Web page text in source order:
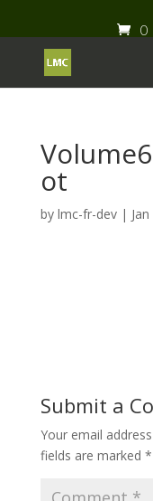
0
ot
by lmc-fr-dev|
Submit a
Your email
fields are marked *